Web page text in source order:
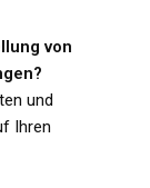
von
und
Ihren